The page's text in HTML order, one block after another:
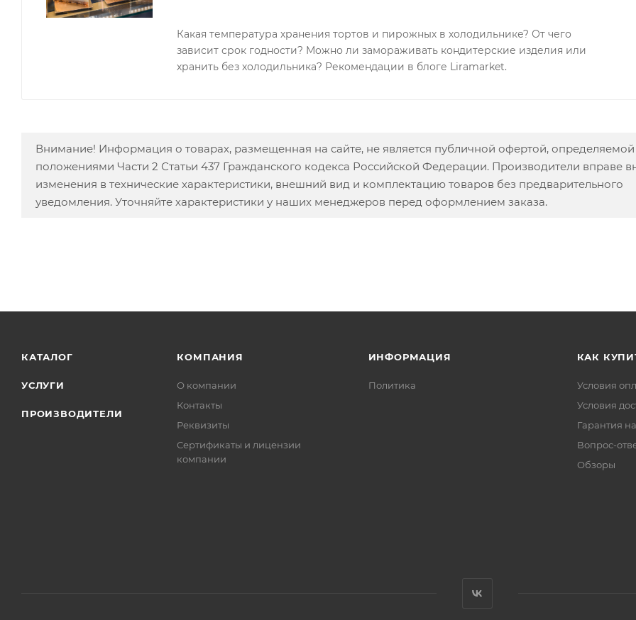
Какая температура хранения тортов и пирожных в холодильнике? От чего
зависит срок годности? Можно ли замораживать кондитерские изделия или
хранить без холодильника? Рекомендации в блоге Liramarket.
Внимание! Информация о товарах, размещенная на сайте, не является публичной офертой, определяемой
положениями Части 2 Статьи 437 Гражданского кодекса Российской Федерации. Производители вправе
изменения в технические характеристики, внешний вид и комплектацию товаров без предварительного
уведомления. Уточняйте характеристики у наших менеджеров перед оформлением заказа.
КАТАЛОГ
УСЛУГИ
ПРОИЗВОДИТЕЛИ
КОМПАНИЯ
О компании
Контакты
Реквизиты
Сертификаты и лицензии
компании
ИНФОРМАЦИЯ
Политика
КАК
Условия
Условия
Гарантия
Вопрос-
Обзоры